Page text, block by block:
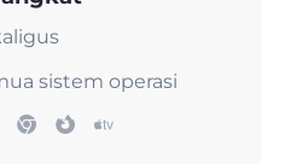
sistem operasi